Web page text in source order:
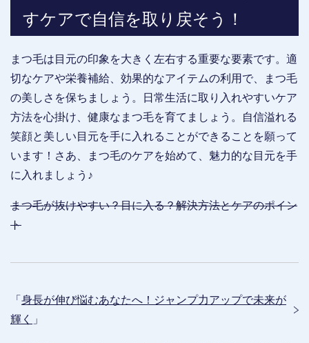
すケアで自信を取り戻そう！
まつ毛は目元の印象を大きく左右する重要な要素です。適
切なケアや栄養補給、効果的なアイテムの利用で、まつ毛
の美しさを保ちましょう。日常生活に取り入れやすいケア
方法を心掛け、健康なまつ毛を育てましょう。自信溢れる
笑顔と美しい目元を手に入れることができることを願って
います！さあ、まつ毛のケアを始めて、魅力的な目元を手
に入れましょう♪
まつ毛が抜けやすい？目に入る？解決方法とケアのポイン
ト
「 身長が伸び悩むあなたへ！ジャンプ力アップで未来が
輝く
」